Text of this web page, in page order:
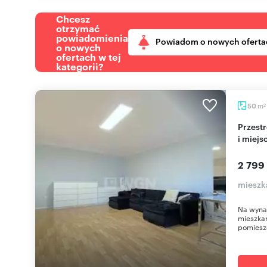
Chcesz
otrzymać
powiadomienia
o nowych
ofertach w tej
kategorii?
Powiadom o nowych
50 m2
Przestronne 2-pokojowe mieszkanie z ogródkiem
i
2 799
Na